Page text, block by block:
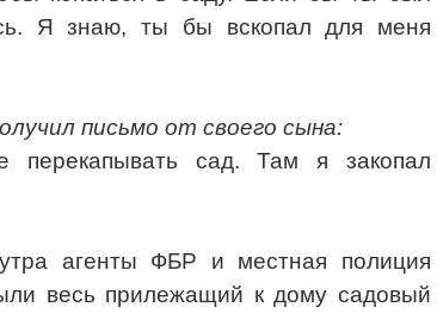
Я знаю, ты бы вскопал для меня
письмо от своего сына:
сад. Там я закопал
агенты ФБР и местная полиция
весь прилежащий к дому садовый